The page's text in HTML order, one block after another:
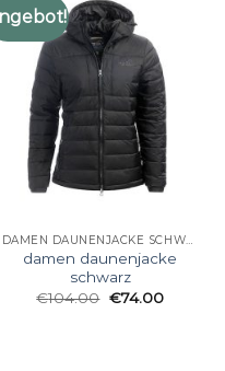
DAMEN DAUNENJACKE SCHWARZ
damen daunenjacke
schwarz
€104.00 €74.00